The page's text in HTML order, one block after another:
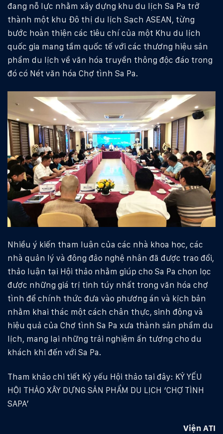
đang nỗ lực nhằm xây dựng khu du lịch Sa Pa trở
thành một khu Đô thị du lịch Sạch ASEAN, từng
bước hoàn thiện các tiêu chí của một Khu du lịch
quốc gia mang tầm quốc tế với các thương hiệu sản
phẩm du lịch về văn hóa truyền thông độc đáo trong
đó có Nét văn hóa Chợ tình Sa Pa.
Nhiều ý kiến tham luận của các nhà khoa học, các
nhà quản lý và đông đảo nghệ nhân đã được trao đổi,
thảo luận tại Hội thảo nhằm giúp cho Sa Pa chọn lọc
được những giá trị tinh túy nhất trong văn hóa chợ
tình để chính thức đưa vào phương án và kịch bản
nhằm khai thác một cách chân thực, sinh động và
hiệu quả của Chợ tình Sa Pa xưa thành sản phẩm du
lịch, mang lại những trải nghiệm ấn tượng cho du
khách khi đến với Sa Pa.
Tham khảo chi tiết Kỷ yếu Hội thảo tại đây: KỶ YẾU
HỘI THẢO XÂY DỰNG SẢN PHẨM DU LỊCH ‘CHỢ TÌNH
SAPA’
Viện ATI